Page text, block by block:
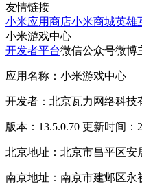
友情链接
小米应用商店小米商城英雄
小米游戏中心
开发者平台微信公众号微博
应用名称：小米游戏中心
开发者：北京瓦力网络科技
版本：13.5.0.70 更新时间：
北京地址：北京市昌平区安
南京地址：南京市建邺区永